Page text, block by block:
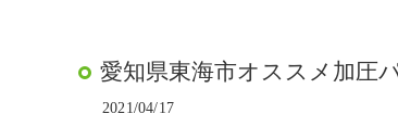
愛知県東海市オススメ加圧
2021/04/17